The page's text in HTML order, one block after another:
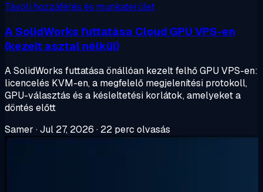
Távoli hozzáférés és munkaterület
A SolidWorks futtatása Cloud GPU VPS-en
(kezelt asztal nélkül)
A SolidWorks futtatása önállóan kezelt felhő GPU VPS-en:
licencelés KVM-en, a megfelelő megjelenítési protokoll,
GPU-választás és a késleltetési korlátok, amelyeket a
döntés előtt
Samer ·Jul 27, 2026 · 22 perc olvasás